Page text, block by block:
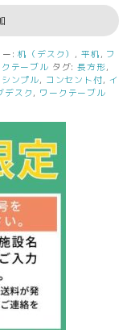
ー:机（デスク） , 平机 , フ
テーブル タグ:長方形,
シンプル, コンセント付, イ
デスク , ワークテーブル